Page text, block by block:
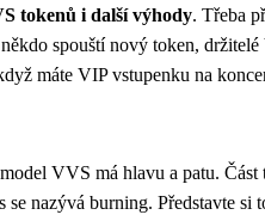
tokenů i další výhody. Třeba
spouští nový token,
máte VIP vstupenku na
VVS má hlavu a patu. Část
se nazývá burning. Představte